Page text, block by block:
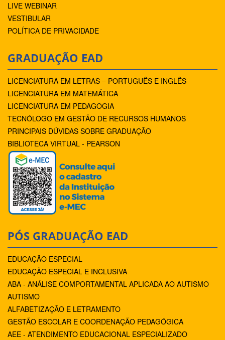
LIVE WEBINAR
VESTIBULAR
POLÍTICA DE PRIVACIDADE
GRADUAÇÃO EAD
LICENCIATURA EM LETRAS – PORTUGUÊS E INGLÊS
LICENCIATURA EM MATEMÁTICA
LICENCIATURA EM PEDAGOGIA
TECNÓLOGO EM GESTÃO DE RECURSOS HUMANOS
PRINCIPAIS DÚVIDAS SOBRE GRADUAÇÃO
BIBLIOTECA VIRTUAL - PEARSON
PÓS GRADUAÇÃO EAD
EDUCAÇÃO ESPECIAL
EDUCAÇÃO ESPECIAL E INCLUSIVA
ABA - ANÁLISE COMPORTAMENTAL APLICADA AO AUTISMO
AUTISMO
ALFABETIZAÇÃO E LETRAMENTO
GESTÃO ESCOLAR E COORDENAÇÃO PEDAGÓGICA
AEE - ATENDIMENTO EDUCACIONAL ESPECIALIZADO